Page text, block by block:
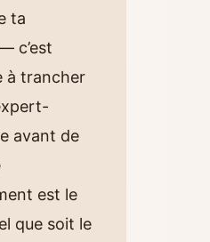
ta
c’est
à trancher
avant de
est le
que soit le